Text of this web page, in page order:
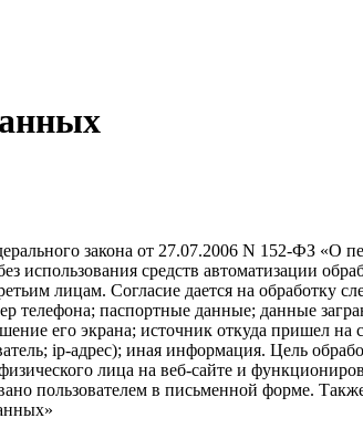
закона от 27.07.2006 N 152-ФЗ «О
использования средств автоматизации
лицам. Согласие дается на
телефона; паспортные данные; данные
его экрана; источник откуда пришел
ip-адрес); иная информация. Цель
лица на веб-сайте и
пользователем в письменной форме.